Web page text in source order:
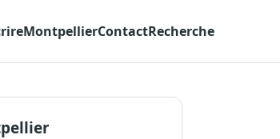
MontpellierContactRecherche